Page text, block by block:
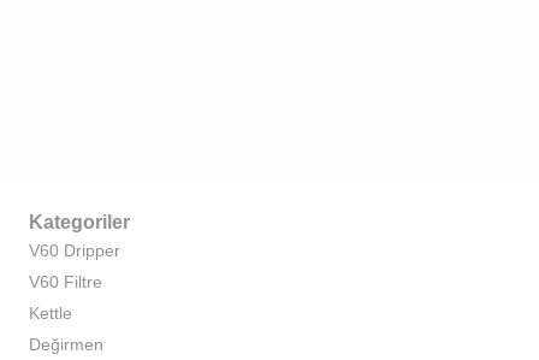
Kategoriler
V60 Dripper
V60 Filtre
Kettle
Değirmen